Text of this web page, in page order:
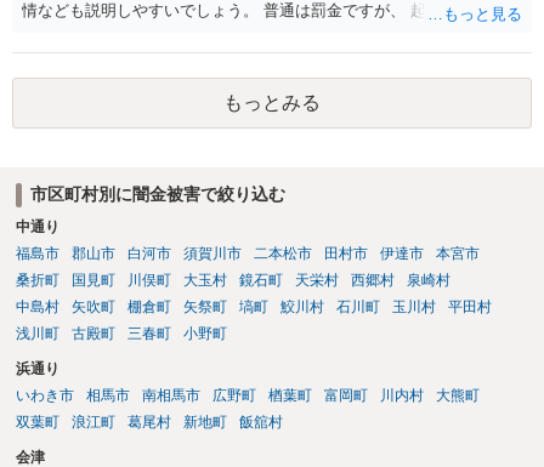
情なども説明しやすいでしょう。 普通は罰金ですが、 起訴猶予も多い
もっとみる
市区町村別に闇金被害で絞り込む
中通り
福島市
郡山市 白河市 須賀川市 二本松市 田村市 伊達市
本宮市
桑折町
国見町 川俣町 大玉村 鏡石町 天栄村 西郷村
泉崎村
中島村
矢吹町 棚倉町 矢祭町 塙町 鮫川村 石川町 玉川村
平田村
浅川町
古殿町 三春町 小野町
浜通り
いわき市
相馬市 南相馬市 広野町 楢葉町 富岡町 川内村
大熊町
双葉町
浪江町 葛尾村 新地町 飯舘村
会津